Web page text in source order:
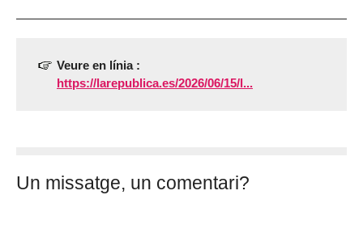
Veure en línia :
https://larepublica.es/2026/06/15/l...
Un missatge, un comentari?